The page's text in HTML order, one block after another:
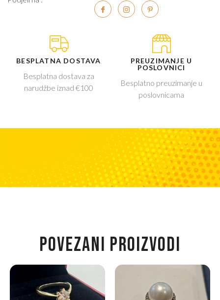
BESPLATNA DOSTAVA
Besplatna dostava za
narudžbe iznad €100
PREUZIMANJE U
POSLOVNICI
Besplatno preuzimanje u
poslovnicama
POVEZANI PROIZVODI